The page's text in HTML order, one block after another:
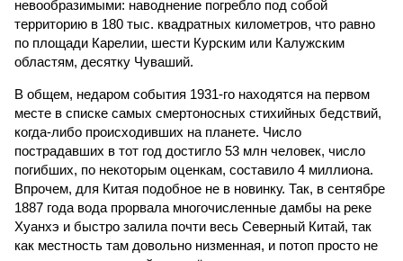
невообразимыми: наводнение погребло под собой
территорию в 180 тыс. квадратных километров, что равно
по площади Карелии, шести Курским или Калужским
областям, десятку Чуваший.
В общем, недаром события 1931-го находятся на первом
месте в списке самых смертоносных стихийных бедствий,
когда-либо происходивших на планете. Число
пострадавших в тот год достигло 53 млн человек, число
погибших, по некоторым оценкам, составило 4 миллиона.
Впрочем, для Китая подобное не в новинку. Так, в сентябре
1887 года вода прорвала многочисленные дамбы на реке
Хуанхэ и быстро залила почти весь Северный Китай, так
как местность там довольно низменная, и потоп просто не